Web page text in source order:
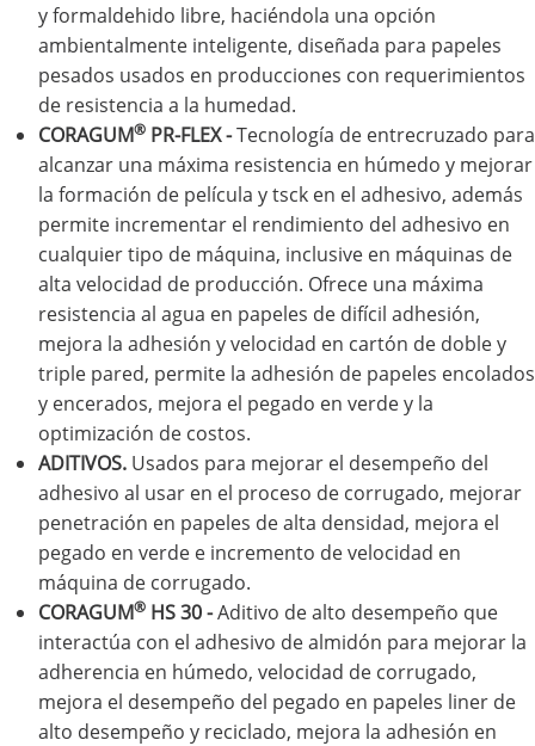
y formaldehido libre, haciéndola una opción
ambientalmente inteligente, diseñada para papeles
pesados usados en producciones con requerimientos
de resistencia a la humedad.
CORAGUM® PR-FLEX -Tecnología de entrecruzado para
alcanzar una máxima resistencia en húmedo y mejorar
la formación de película y tsck en el adhesivo, además
permite incrementar el rendimiento del adhesivo en
cualquier tipo de máquina, inclusive en máquinas de
alta velocidad de producción. Ofrece una máxima
resistencia al agua en papeles de difícil adhesión,
mejora la adhesión y velocidad en cartón de doble y
triple pared, permite la adhesión de papeles encolados
y encerados, mejora el pegado en verde y la
optimización de costos.
ADITIVOS. Usados para mejorar el desempeño del
adhesivo al usar en el proceso de corrugado, mejorar
penetración en papeles de alta densidad, mejora el
pegado en verde e incremento de velocidad en
máquina de corrugado.
CORAGUM® HS 30 -Aditivo de alto desempeño que
interactúa con el adhesivo de almidón para mejorar la
adherencia en húmedo, velocidad de corrugado,
mejora el desempeño del pegado en papeles liner de
alto desempeño y reciclado, mejora la adhesión en